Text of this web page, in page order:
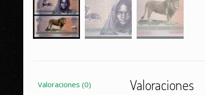
Valoraciones (0) Valoraciones